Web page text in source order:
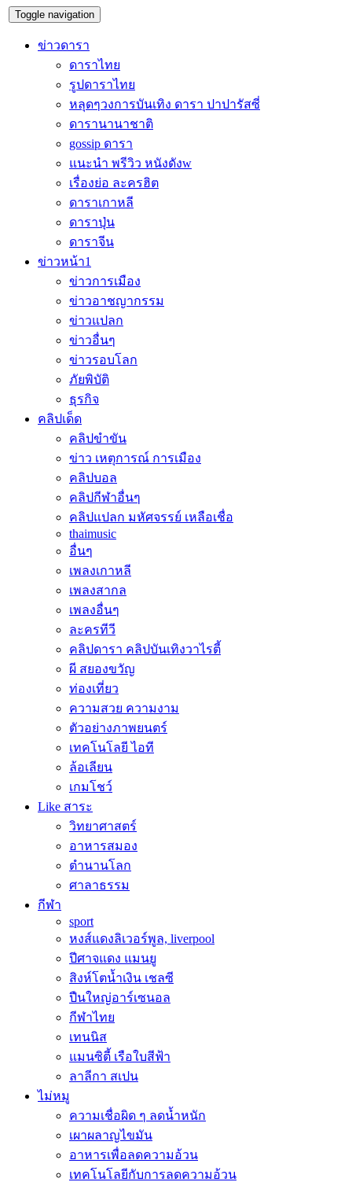
Toggle navigation
ข่าวดารา
ดาราไทย
รูปดาราไทย
หลุดๆวงการบันเทิง ดารา ปาปารัสซี่
ดารานานาชาติ
gossip ดารา
แนะนำ พรีวิว หนังดังw
เรื่องย่อ ละครฮิต
ดาราเกาหลี
ดาราปุ่น
ดาราจีน
ข่าวหน้า1
ข่าวการเมือง
ข่าวอาชญากรรม
ข่าวแปลก
ข่าวอื่นๆ
ข่าวรอบโลก
ภัยพิบัติ
ธุรกิจ
คลิปเด็ด
คลิปขำขัน
ข่าว เหตุการณ์ การเมือง
คลิปบอล
คลิปกีฬาอื่นๆ
คลิปแปลก มหัศจรรย์ เหลือเชื่อ
thaimusic
อื่นๆ
เพลงเกาหลี
เพลงสากล
เพลงอื่นๆ
ละครทีวี
คลิปดารา คลิปบันเทิงวาไรตี้
ผี สยองขวัญ
ท่องเที่ยว
ความสวย ความงาม
ตัวอย่างภาพยนตร์
เทคโนโลยี ไอที
ล้อเลียน
เกมโชว์
Like สาระ
วิทยาศาสตร์
อาหารสมอง
ตำนานโลก
ศาลาธรรม
กีฬา
sport
หงส์แดงลิเวอร์พูล, liverpool
ปีศาจแดง แมนยู
สิงห์โตน้ำเงิน เชลซี
ปืนใหญ่อาร์เซนอล
กีฬาไทย
เทนนิส
แมนซิตี้ เรือใบสีฟ้า
ลาลีกา สเปน
ไม่หมู
ความเชื่อผิด ๆ ลดน้ำหนัก
เผาผลาญไขมัน
อาหารเพื่อลดความอ้วน
เทคโนโลยีกับการลดความอ้วน